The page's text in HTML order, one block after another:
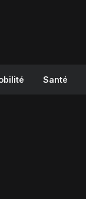
Santé